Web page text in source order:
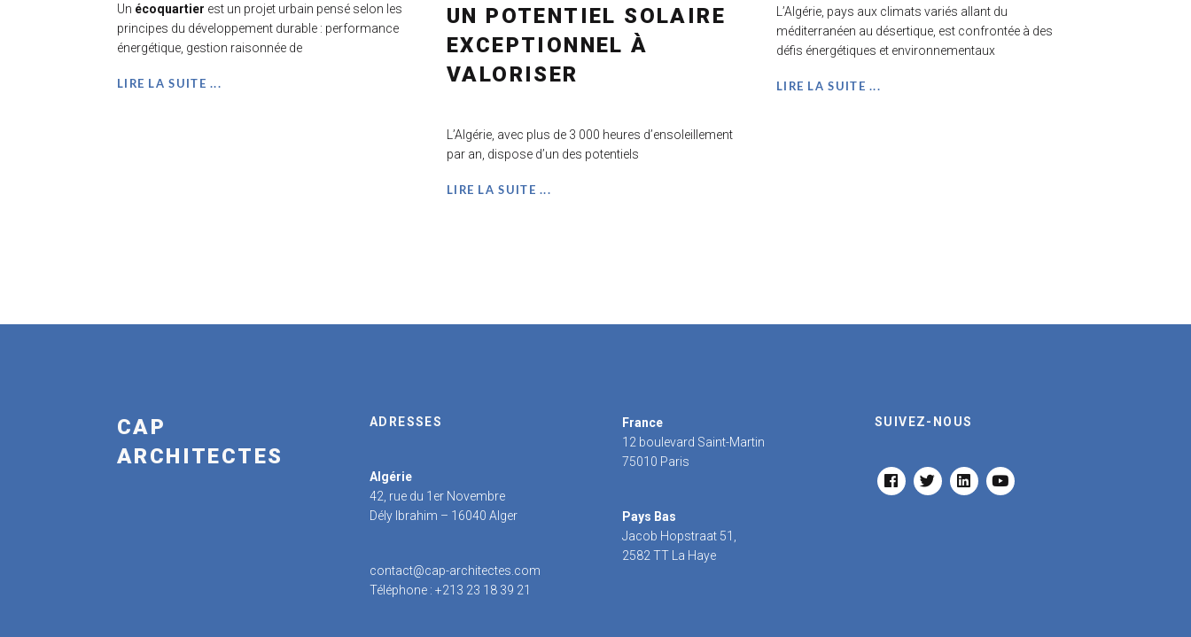
Un écoquartier est un projet urbain pensé selon les
principes du développement durable : performance
énergétique, gestion raisonnée de
LIRE LA SUITE ...
UN POTENTIEL SOLAIRE
EXCEPTIONNEL À
VALORISER
L’Algérie, avec plus de 3 000 heures d’ensoleillement
par an, dispose d’un des potentiels
LIRE LA SUITE ...
L’Algérie, pays aux climats variés allant du
méditerranéen au désertique, est confrontée à des
défis énergétiques et environnementaux
LIRE LA SUITE ...
CAP
ARCHITECTES
ADRESSES
Algérie
42, rue du 1er Novembre
Dély Ibrahim – 16040 Alger
contact@cap-architectes.com
Téléphone : +213 23 18 39 21
France
12 boulevard Saint-Martin
75010 Paris
Pays Bas
Jacob Hopstraat 51,
2582 TT La Haye
SUIVEZ-NOUS
FACEBOOKTWITTERLINKEDINYOUTUBE